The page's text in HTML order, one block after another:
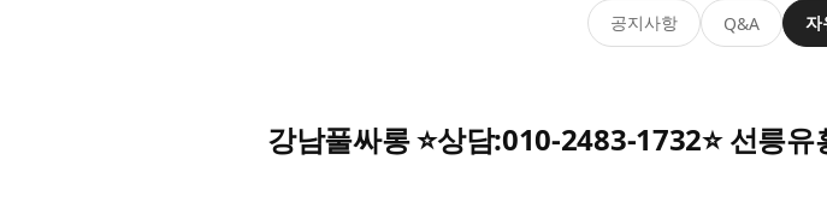
공지사항 Q&A 자
강남풀싸롱 ⭐상담:010-2483-1732⭐ 선릉